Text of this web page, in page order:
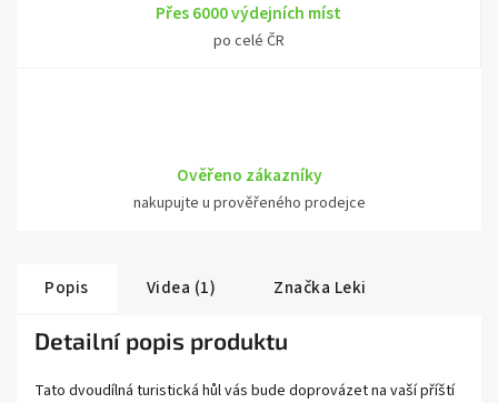
Přes 6000 výdejních míst
po celé ČR
Ověřeno zákazníky
nakupujte u prověřeného prodejce
Popis Videa (1) Značka Leki
Detailní popis produktu
Tato dvoudílná turistická hůl vás bude doprovázet na vaší příští